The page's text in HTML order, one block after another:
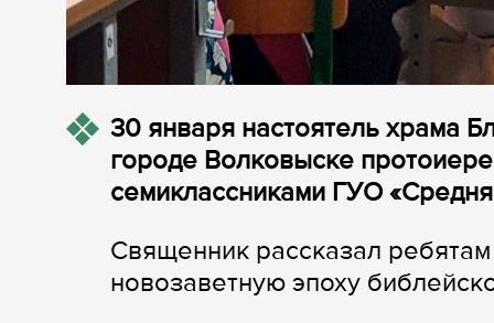
30 января настоятель храма
городе Волковыске
семиклассниками ГУО
Священник рассказал
новозаветную эпоху